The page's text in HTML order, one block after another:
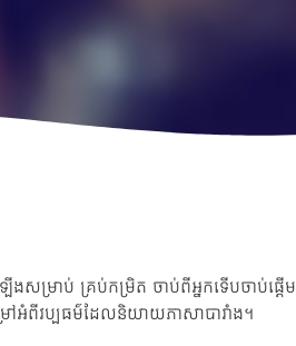
ងសម្រាប់ គ្រប់កម្រិត ចាប់ពីអ្នកទើបចាប់ផ្តើម
ពីវប្បធម៌ដែលនិយាយភាសាបារាំង។